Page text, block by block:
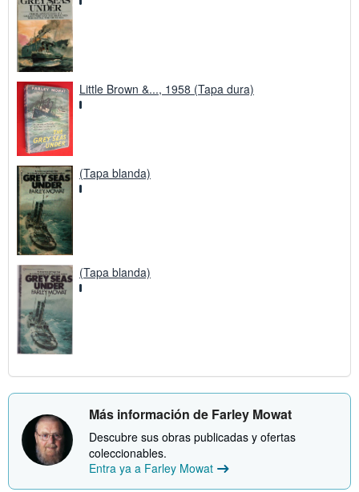
Little Brown &..., 1958 (Tapa dura)
(Tapa blanda)
(Tapa blanda)
Más información de Farley Mowat
Descubre sus obras publicadas y ofertas
coleccionables.
Entra ya a Farley Mowat